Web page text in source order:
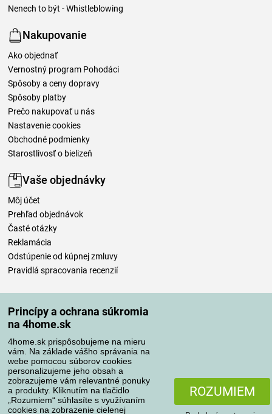
Princípy a ochrana súkromia
na 4home.sk
4home.sk prispôsobujeme na mieru
vám. Na základe vášho správania na
webe pomocou súborov cookies
personalizujeme jeho obsah a
zobrazujeme vám relevantné ponuky
a produkty. Kliknutím na tlačidlo
„Rozumiem“ súhlasíte s využívaním
cookies na zobrazenie cielenej
ROZUMIEM
Nenech to být - Whistleblowing
Nakupovanie
Ako objednať
Vernostný program Pohodáci
Spôsoby a ceny dopravy
Spôsoby platby
Prečo nakupovať u nás
Nastavenie cookies
Obchodné podmienky
Starostlivosť o bielizeň
Vaše objednávky
Môj účet
Prehľad objednávok
Časté otázky
Reklamácia
Odstúpenie od kúpnej zmluvy
Pravidlá spracovania recenzií
Spôsoby platby
Spoľahlivý obchod